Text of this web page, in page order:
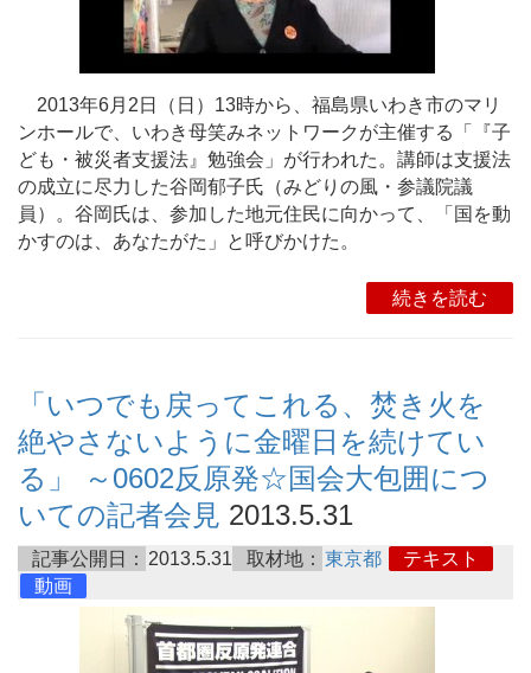
2013年6月2日（日）13時から、福島県いわき市のマリ
ンホールで、いわき母笑みネットワークが主催する「『子
ども・被災者支援法』勉強会」が行われた。講師は支援法
の成立に尽力した谷岡郁子氏（みどりの風・参議院議
員）。谷岡氏は、参加した地元住民に向かって、「国を動
かすのは、あなたがた」と呼びかけた。
続きを読む
「いつでも戻ってこれる、焚き火を
絶やさないように金曜日を続けてい
る」 ～0602反原発☆国会大包囲につ
いての記者会見 2013.5.31
記事公開日： 2013.5.31 取材地： 東京都
テキスト
動画